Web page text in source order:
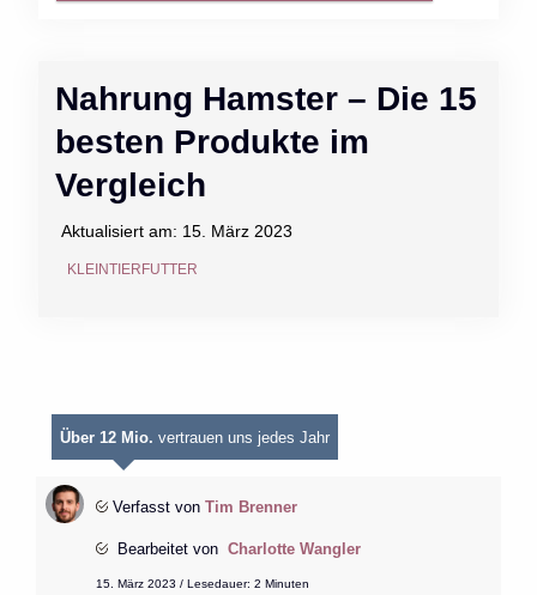
Nahrung Hamster – Die 15
besten Produkte im
Vergleich
Aktualisiert am: 15. März 2023
KLEINTIERFUTTER
Über 12 Mio. vertrauen uns jedes Jahr
Verfasst von Tim Brenner
Bearbeitet von Charlotte Wangler
15. März 2023 / Lesedauer: 2 Minuten